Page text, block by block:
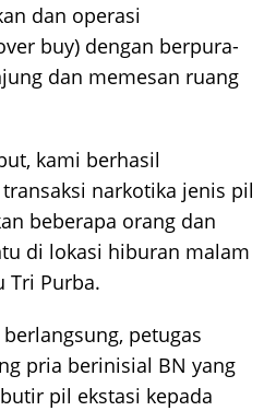
dan operasi
buy) dengan berpura-
dan memesan ruang
kami berhasil
narkotika jenis pil
beberapa orang dan
di lokasi hiburan malam
Tri Purba.
petugas
pria berinisial BN yang
pil ekstasi kepada